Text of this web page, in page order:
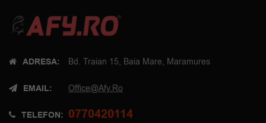
ADRESA: Bd. Traian 15, Baia Mare, Maramures
EMAIL: Office@afy.ro
TELEFON: 0770420114